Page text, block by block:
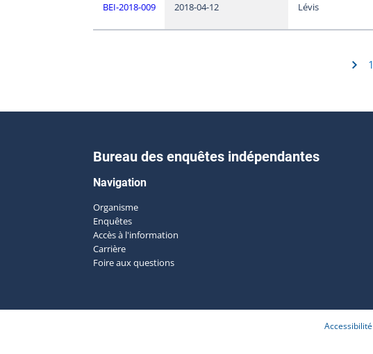
BEI-2018-009 2018-04-12 Lévis
1
Bureau des enquêtes indépendantes
Navigation
Organisme
Enquêtes
Accès à l'information
Carrière
Foire aux questions
Accessibilité